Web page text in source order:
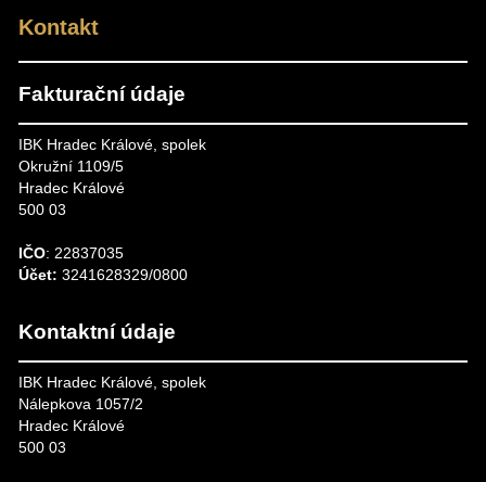
Kontakt
Fakturační údaje
IBK Hradec Králové, spolek
Okružní 1109/5
Hradec Králové
500 03
IČO: 22837035
Účet: 3241628329/0800
Kontaktní údaje
IBK Hradec Králové, spolek
Nálepkova 1057/2
Hradec Králové
500 03